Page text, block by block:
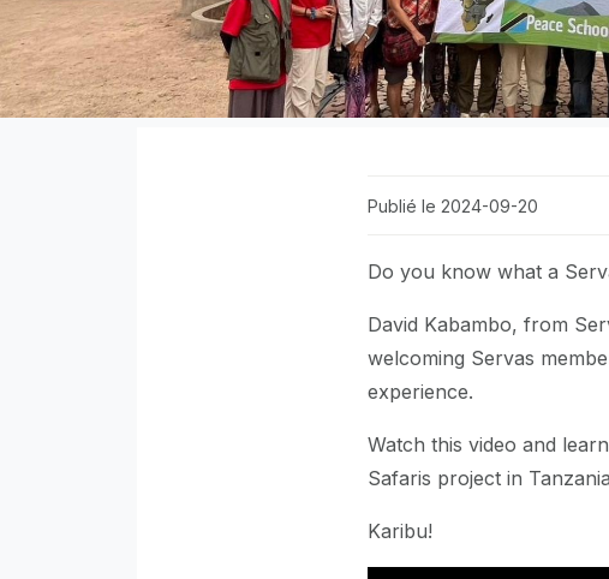
Publié le 2024-09-20
Do you know what a
David Kabambo, from
welcoming Servas
experience.
Watch this video and
Safaris project in
Karibu!